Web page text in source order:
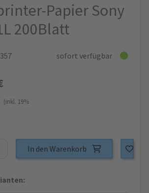
Papier Sony
200Blatt
sofort verfügbar
(inkl. 19%
In den Warenkorb